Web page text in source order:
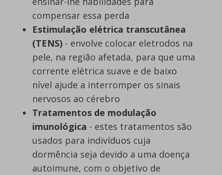
compensar essa perda
Estimulação elétrica transcutânea
(TENS) - envolve colocar eletrodos na
pele, na região afetada, para que uma
corrente elétrica suave e de baixo
nível ajude a interromper os sinais
nervosos ao cérebro
Tratamentos de modulação
imunológica - estes tratamentos são
usados para indivíduos cuja
dormência seja devido a uma doença
autoimune, com o objetivo de